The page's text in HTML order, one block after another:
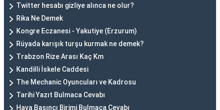
Twitter hesabı gizliye alınca ne olur?
Rika Ne Demek
Kongre Eczanesi - Yakutiye (Erzurum)
Rüyada karışık turşu kurmak ne demek?
Trabzon Rize Arası Kaç Km
Kandilli İskele Caddesi
The Mechanic Oyuncuları ve Kadrosu
Tarihi Yazıt Bulmaca Cevabı
Hava Basıncı Birimi Bulmaca Cevabı